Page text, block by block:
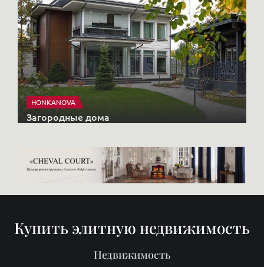
HONKANOVA
Загородные дома
Купить элитную недвижимость
Недвижимость